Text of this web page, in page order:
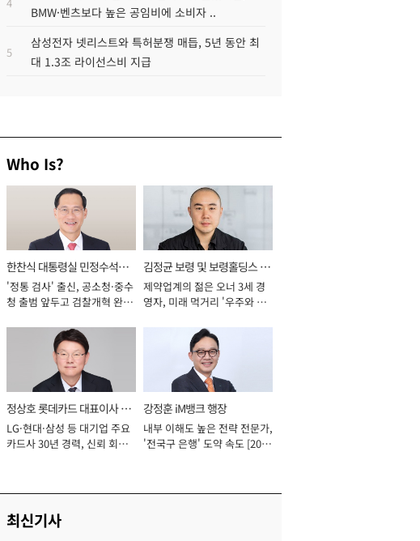
BMW·벤츠보다 높은 공임비에 소비자 ..
5
삼성전자 넷리스트와 특허분쟁 매듭, 5년 동안 최
대 1.3조 라이선스비 지급
Who Is?
한찬식 대통령실 민정수석비
서관
'정통 검사' 출신, 공소청·중수
청 출범 앞두고 검찰개혁 완수
김정균 보령 및 보령홀딩스 대
표이사 사장
제약업계의 젊은 오너 3세 경
영자, 미래 먹거리 '우주와 헬
정상호 롯데카드 대표이사 사
장
LG·현대·삼성 등 대기업 주요
카드사 30년 경력, 신뢰 회복
강정훈 iM뱅크 행장
내부 이해도 높은 전략 전문가,
'전국구 은행' 도약 속도 [2026
최신기사